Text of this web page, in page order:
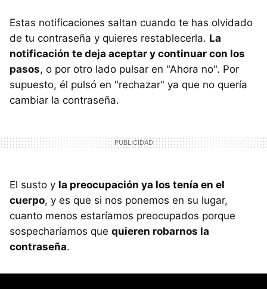
Estas notificaciones saltan cuando te has olvidado
de tu contraseña y quieres restablecerla. La
notificación te deja aceptar y continuar con los
pasos, o por otro lado pulsar en "Ahora no". Por
supuesto, él pulsó en "rechazar" ya que no quería
cambiar la contraseña.
El susto y la preocupación ya los tenía en el
cuerpo, y es que si nos ponemos en su lugar,
cuanto menos estaríamos preocupados porque
sospecharíamos que quieren robarnos la
contraseña.